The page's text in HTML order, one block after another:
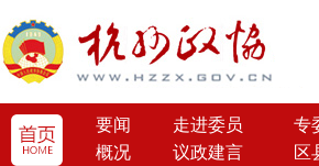
要闻 走进委员
专
概况
议政建言 区